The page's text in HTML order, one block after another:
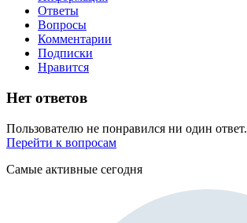
Ответы
Вопросы
Комментарии
Подписки
Нравится
Нет ответов
Пользователю не понравился ни один ответ.
Перейти к вопросам
Самые активные сегодня